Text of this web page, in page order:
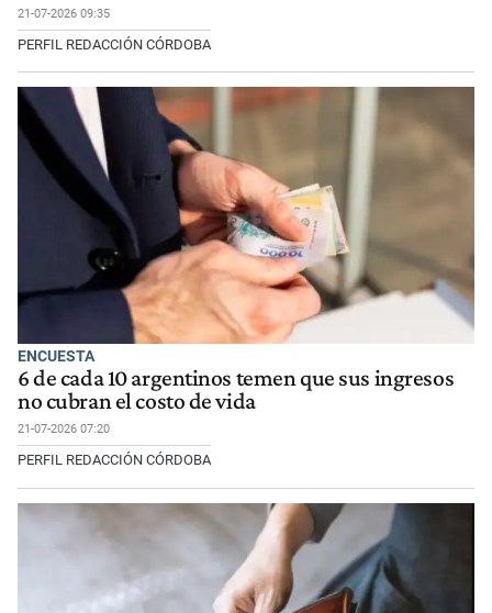
21-07-2026 09:35
PERFIL REDACCIÓN CÓRDOBA
ENCUESTA
6 de cada 10 argentinos temen que sus ingresos
no cubran el costo de vida
21-07-2026 07:20
PERFIL REDACCIÓN CÓRDOBA